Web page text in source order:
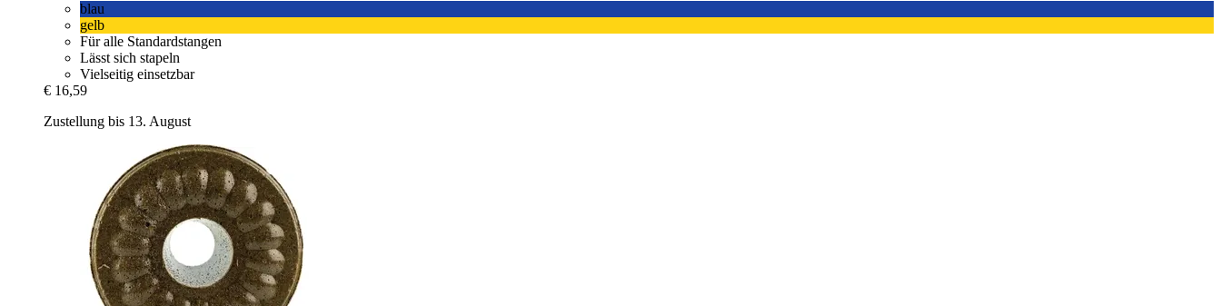
blau
gelb
Für alle Standardstangen
Lässt sich stapeln
Vielseitig einsetzbar
€ 16,59
Zustellung bis 13. August